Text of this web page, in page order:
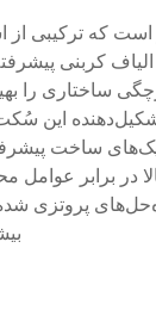
که ترکیبی
کربنی
ساختاری را
این
ساخت
در برابر